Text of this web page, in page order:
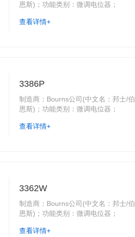
恩斯)；功能类别：微调电位器；
查看详情+
3386P
制造商：Bourns公司(中文名：邦士/伯
恩斯)；功能类别：微调电位器；
查看详情+
3362W
制造商：Bourns公司(中文名：邦士/伯
恩斯)；功能类别：微调电位器；
查看详情+